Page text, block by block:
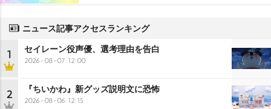
ニュース記事アクセスランキング
1 セイレーン役声優、選考理由を告白
2026-08-07 12:00
2 『ちいかわ』新グッズ説明文に恐怖
2026-08-06 12:15